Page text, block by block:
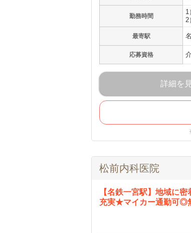
勤務時間
1
2
最寄駅
応募資格
詳細を
松前内科医院
【名鉄一宮駅】地域に
充実★マイカー通勤可◎